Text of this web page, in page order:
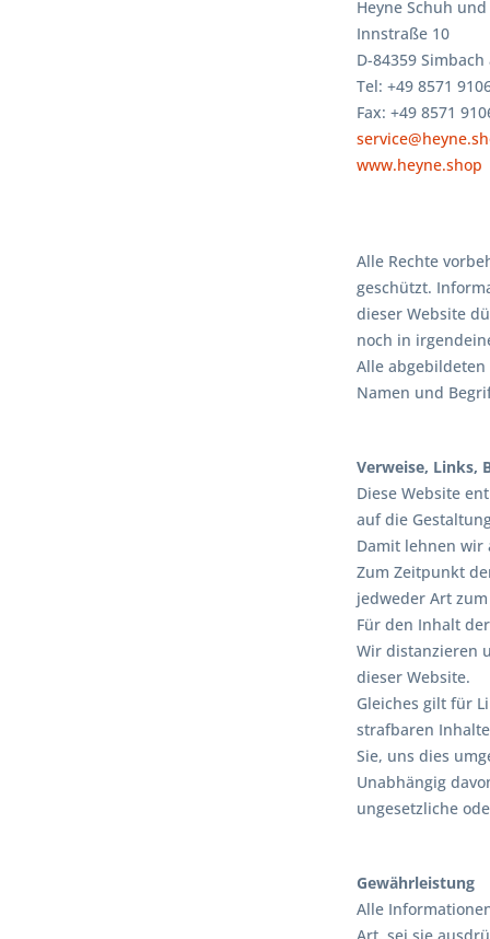
Heyne Schuh
Innstraße 10
D-84359
Tel: +49 8571
Fax: +49 8571
www.heyne.shop
Alle Rechte
geschützt.
dieser Website
noch in
Alle
Namen und
Verweise, Links,
Diese Website
auf die
Damit lehnen wir
Zum Zeitpunkt
jedweder Art
Für den Inhalt
Wir distanzieren
dieser Website.
Gleiches gilt für
strafbaren
Sie, uns dies
Unabhängig
ungesetzliche
Gewährleistung
Alle